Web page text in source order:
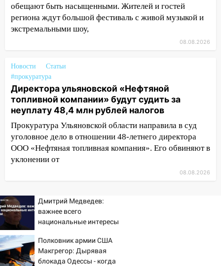
13:17 Непогода в Ульяновске не
закончится сегодня: сильные ливни
сохранятся 9 августа
знакомого 191 тысячу рублей
13:14 Ураган оторвал светофор на
проспекте Филатова в Ульяновске
13:12 Дерево пробило крышу дома на
Новгородской в Ульяновске и рухнуло
на электрощит
13:10 В Заволжском районе дерево
сорванные крыши, поваленные деревья,
затопленные улицы и остановившиеся
трамваи
12:17
Ульяновск накрыл крупный град:
после ливня город снова уходит под
воду
обещают быть насыщенными. Жителей и гостей
региона ждут большой фестиваль с живой музыкой и
экстремальными шоу,
08.08.2026
Новости
Статьи
#прокуратура
Директора ульяновской «Нефтяной
топливной компании» будут судить за
неуплату 48,4 млн рублей налогов
Прокуратура Ульяновской области направила в суд
уголовное дело в отношении 48-летнего директора
ООО «Нефтяная топливная компания». Его обвиняют в
уклонении от
08.08.2026
Дмитрий Медведев:
важнее всего
национальные интересы
Полковник армии США
Макгрегор: Дырявая
блокада Одессы - когда